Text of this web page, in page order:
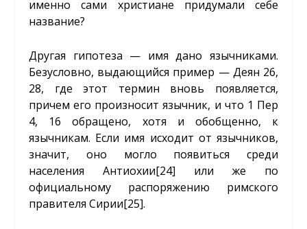
именно сами христиане придумали себе
название?
Другая гипотеза — имя дано язычниками.
Безусловно, выдающийся пример — Деян 26,
28, где этот термин вновь появляется,
причем его произносит язычник, и что 1 Пер
4, 16 обращено, хотя и обобщенно, к
язычникам. Если имя исходит от язычников,
значит, оно могло появиться среди
населения Антиохии[24] или же по
официальному распоряжению римского
правителя Сирии[25].